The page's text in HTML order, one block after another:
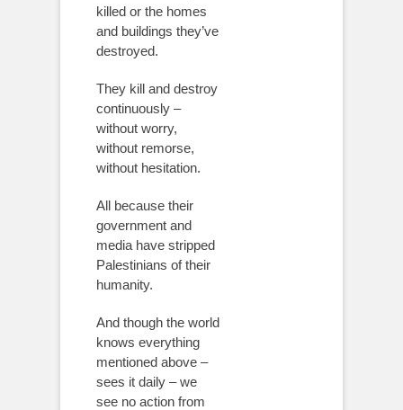
killed or the homes
and buildings they’ve
destroyed.
They kill and destroy
continuously –
without worry,
without remorse,
without hesitation.
All because their
government and
media have stripped
Palestinians of their
humanity.
And though the world
knows everything
mentioned above –
sees it daily – we
see no action from